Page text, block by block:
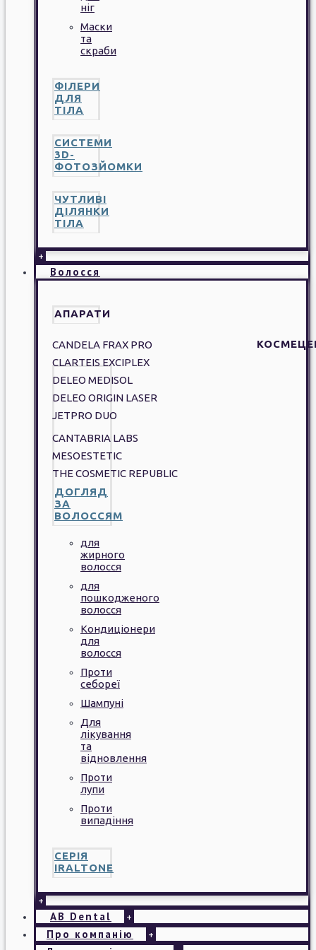
ніг
Маски
та
скраби
ФІЛЕРИ
ДЛЯ
ТІЛА
СИСТЕМИ
3D-
ФОТОЗЙОМКИ
ЧУТЛИВІ
ДІЛЯНКИ
ТІЛА
+
Волосся
АПАРАТИ
CANDELA FRAX PRO
CLARTEIS EXCIPLEX
DELEO MEDISOL
DELEO ORIGIN LASER
JETPRO DUO
CANTABRIA LABS
MESOESTETIC
THE COSMETIC REPUBLIC
ДОГЛЯД
ЗА
ВОЛОССЯМ
для
жирного
волосся
для
пошкодженого
волосся
Кондиціонери
для
волосся
Проти
себореї
Шампуні
Для
лікування
та
відновлення
Проти
лупи
Проти
випадіння
СЕРІЯ
IRALTONE
+
AB Dental +
Про компанію +